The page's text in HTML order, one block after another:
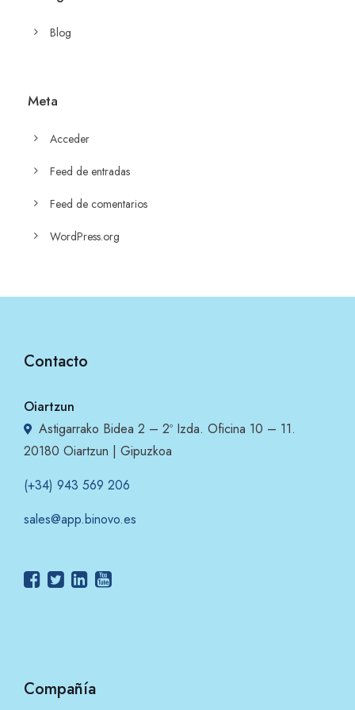
Blog
Meta
Acceder
Feed de entradas
Feed de comentarios
WordPress.org
Contacto
Oiartzun
Astigarrako Bidea 2 – 2º Izda. Oficina 10 – 11.
20180 Oiartzun | Gipuzkoa
(+34) 943 569 206
sales@app.binovo.es
Compañía